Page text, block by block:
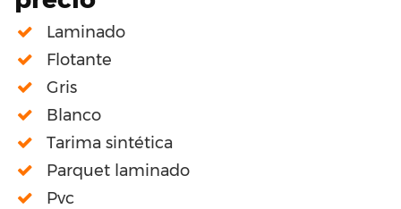
Laminado
Flotante
Gris
Blanco
Tarima sintética
Parquet laminado
Pvc